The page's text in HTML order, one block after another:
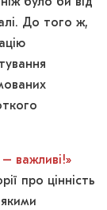
До того ж,
– важливі!»
про цінність